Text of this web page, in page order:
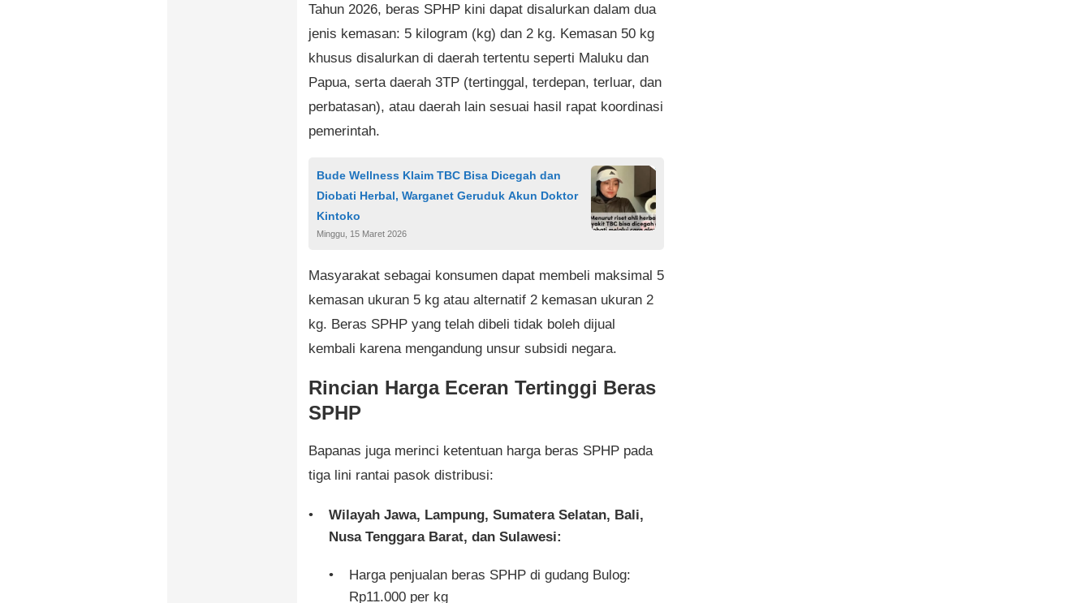
Tahun 2026, beras SPHP kini dapat disalurkan dalam dua
jenis kemasan: 5 kilogram (kg) dan 2 kg. Kemasan 50 kg
khusus disalurkan di daerah tertentu seperti Maluku dan
Papua, serta daerah 3TP (tertinggal, terdepan, terluar, dan
perbatasan), atau daerah lain sesuai hasil rapat koordinasi
pemerintah.
Bude Wellness Klaim TBC Bisa Dicegah dan
Diobati Herbal, Warganet Geruduk Akun Doktor
Kintoko
Minggu, 15 Maret 2026
Masyarakat sebagai konsumen dapat membeli maksimal 5
kemasan ukuran 5 kg atau alternatif 2 kemasan ukuran 2
kg. Beras SPHP yang telah dibeli tidak boleh dijual
kembali karena mengandung unsur subsidi negara.
Rincian Harga Eceran Tertinggi Beras
SPHP
Bapanas juga merinci ketentuan harga beras SPHP pada
tiga lini rantai pasok distribusi:
Wilayah Jawa, Lampung, Sumatera Selatan, Bali,
Nusa Tenggara Barat, dan Sulawesi:
Harga penjualan beras SPHP di gudang Bulog:
Rp11.000 per kg